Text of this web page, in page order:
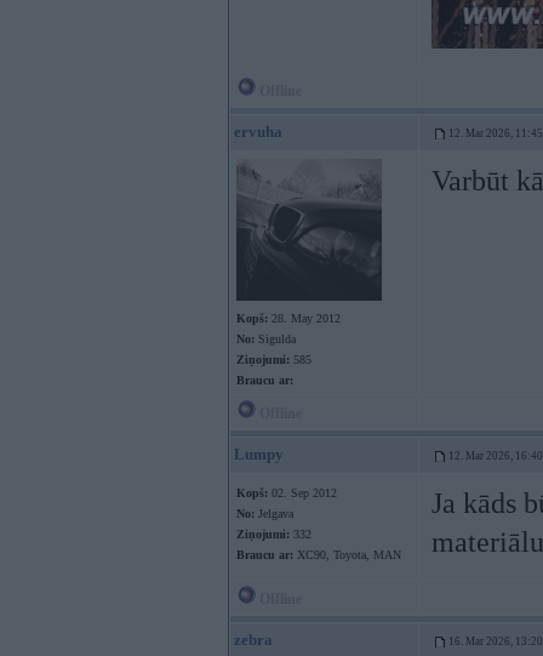
ervuha 12. Mar 2026, 11:45
Kopš: 28. May 2012
No: Sigulda
Ziņojumi: 585
Braucu ar:
Varbūt
Lumpy 12. Mar 2026, 16:40
Kopš: 02. Sep 2012
No: Jelgava
Ziņojumi: 332
Braucu ar: XC90, Toyota, MAN
Ja kāds
zebra 16. Mar 2026, 13:20